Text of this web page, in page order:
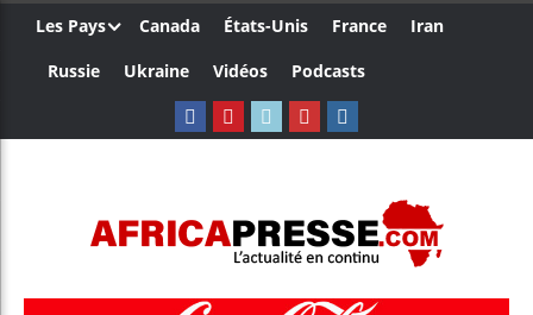
Les Pays Canada États-Unis France
Iran
Russie
Ukraine Vidéos Podcasts